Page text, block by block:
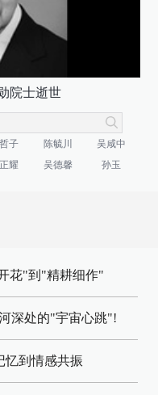
院士逝世
子 陈毓川
吴咸中
耀 吴德馨 孙玉
花"到"精耕细作"
深处的"宇宙心跳"!
忆到情感共振